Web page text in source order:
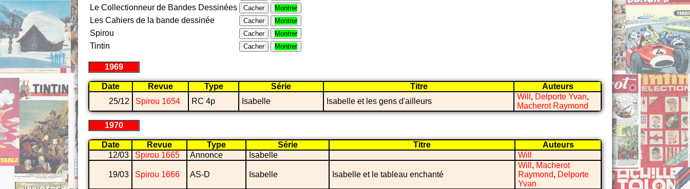
Le Collectionneur de Bandes Dessinées Cacher Montrer
Les Cahiers de la bande dessinée Cacher Montrer
Spirou Cacher Montrer
Tintin Cacher Montrer
1969
Date Revue Type Série Titre
Auteurs
25/12
Spirou 1654 RC 4p Isabelle Isabelle et les gens d'ailleurs
Will , Delporte Yvan,
Macherot Raymond
1970
Date Revue Type Série Titre
Auteurs
12/03
Spirou 1665 Annonce Isabelle Will
19/03 Spirou 1666 AS-D Isabelle Isabelle et le tableau enchanté
Will , Macherot
Raymond, Delporte
Yvan